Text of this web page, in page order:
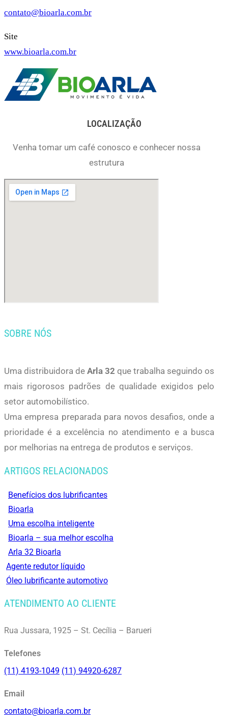
contato@bioarla.com.br
Site
www.bioarla.com.br
LOCALIZAÇÃO
Venha tomar um café conosco e conhecer nossa
estrutura
SOBRE NÓS
Uma distribuidora deArla 32 que trabalha seguindo os
mais rigorosos padrões de qualidade exigidos pelo
setor automobilístico.
Uma empresa preparada para novos desafios, onde a
prioridade é a excelência no atendimento e a busca
por melhorias na entrega de produtos e serviços.
ARTIGOS RELACIONADOS
Benefícios dos lubrificantes
Bioarla
Uma escolha inteligente
Bioarla – sua melhor escolha
Arla 32 Bioarla
Agente redutor líquido
Óleo lubrificante automotivo
ATENDIMENTO AO CLIENTE
Rua Jussara, 1925 – St. Cecília – Barueri
Telefones
(11) 4193-1049 (11) 94920-6287
Email
contato@bioarla.com.br